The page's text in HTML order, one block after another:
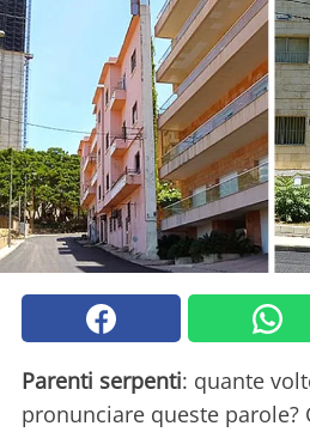
Parenti serpenti: quante
pronunciare queste parole?